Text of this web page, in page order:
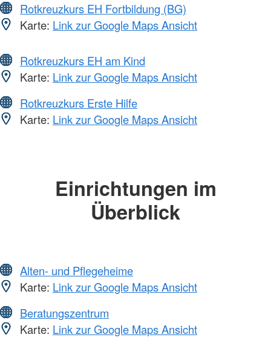
Rotkreuzkurs EH Fortbildung (BG)
Karte: Link zur Google Maps Ansicht
Rotkreuzkurs EH am Kind
Karte: Link zur Google Maps Ansicht
Rotkreuzkurs Erste Hilfe
Karte: Link zur Google Maps Ansicht
Einrichtungen im
Überblick
Alten- und Pflegeheime
Karte: Link zur Google Maps Ansicht
Beratungszentrum
Karte: Link zur Google Maps Ansicht